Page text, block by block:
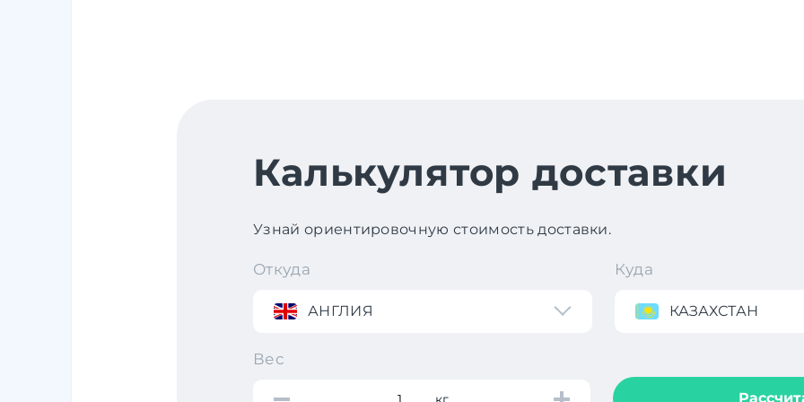
Калькулятор доставки
Узнай ориентировочную стоимость доставки.
Откуда
АНГЛИЯ
Куда
КАЗАХСТАН
Вес